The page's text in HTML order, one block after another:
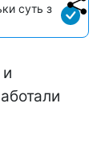
суть з